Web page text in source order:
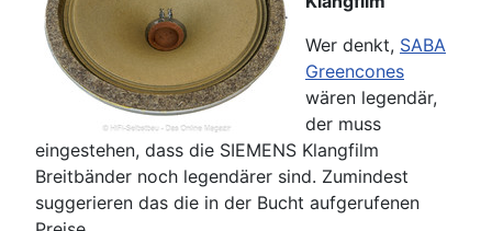
Wer denkt, SABA
Greencones
wären legendär,
der muss
eingestehen, dass die SIEMENS Klangfilm
Breitbänder noch legendärer sind. Zumindest
suggerieren das die in der Bucht aufgerufenen